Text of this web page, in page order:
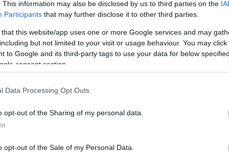
This information may also be disclosed by us to third parties on the
Participants that may further disclose it to other third parties.
that this website/app uses one or more Google services and may
but not limited to your visit or usage behaviour. You may
to Google and its third-party tags to use your data for below
consent section.
Data Processing Opt Outs
opt-out of the Sharing of my personal data.
opt-out of the Sale of my Personal Data.
a HS7 már a negyedik nagynevű zenekar a Hangmás, az Isten
TOVÁBB →
– 20 ÉVES A HEAVEN